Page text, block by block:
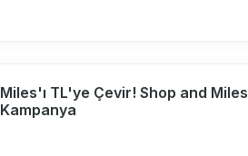
Miles'ı TL'ye Çevir! Shop and Miles
Kampanya